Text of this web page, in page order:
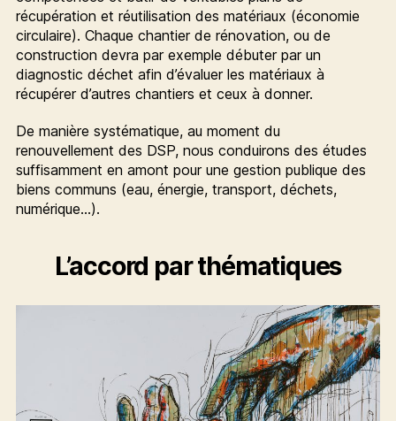
récupération et réutilisation des matériaux (économie
circulaire). Chaque chantier de rénovation, ou de
construction devra par exemple débuter par un
diagnostic déchet afin d’évaluer les matériaux à
récupérer d’autres chantiers et ceux à donner.
De manière systématique, au moment du
renouvellement des DSP, nous conduirons des études
suffisamment en amont pour une gestion publique des
biens communs (eau, énergie, transport, déchets,
numérique…).
L’accord par thématiques